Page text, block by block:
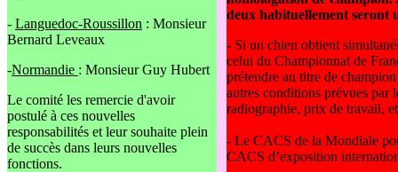
- Languedoc-Roussillon : Monsieur
Bernard Leveaux
-Normandie : Monsieur Guy Hubert
Le comité les remercie d'avoir
postulé à ces nouvelles
responsabilités et leur souhaite plein
de succès dans leurs nouvelles
fonctions.
deux habituellement seront
- Si un chien obtient
celui du Championnat de
prétendre au titre de
autres conditions prévues par
radiographie, prix de travail,
- Le CACS de la Mondiale
CACS d’exposition